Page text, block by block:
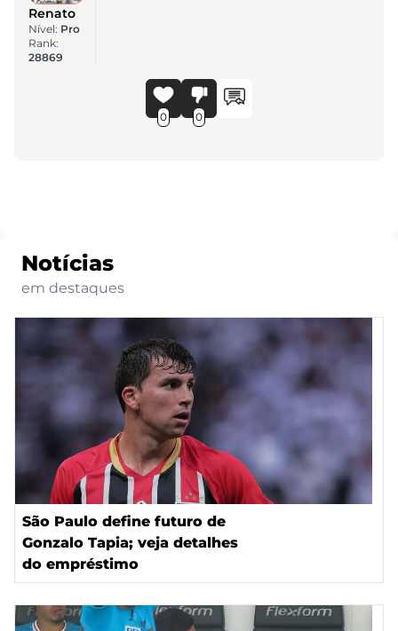
Renato
Nível: Pro
Rank:
28869
0 0
Notícias
em destaques
São Paulo define futuro de
Gonzalo Tapia; veja detalhes
do empréstimo